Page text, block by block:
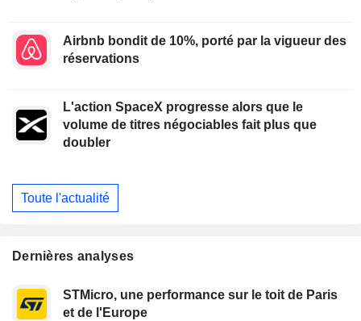
Airbnb bondit de 10%, porté par la vigueur des
réservations
L'action SpaceX progresse alors que le
volume de titres négociables fait plus que
doubler
Toute l'actualité
Dernières analyses
STMicro, une performance sur le toit de Paris
et de l'Europe